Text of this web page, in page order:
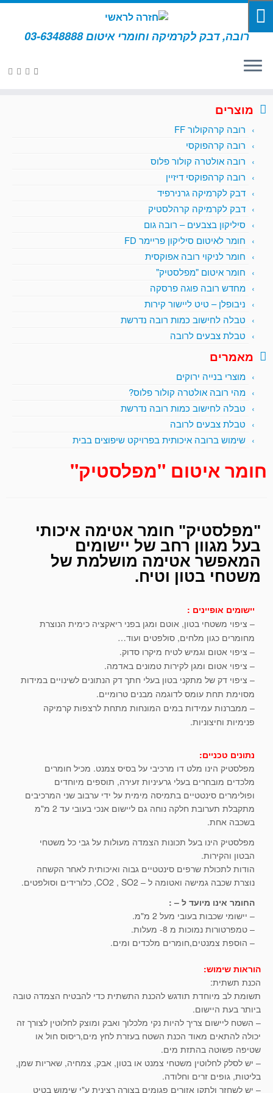
רובה, דבק לקרמיקה וחומרי איטום 03-6348888
מוצרים
רובה קרהקולור FF
רובה קרהפוקסי
רובה אולטרה קולור פלוס
רובה קרהפוקסי דיזיין
דבק לקרמיקה גרנירפיד
דבק לקרמיקה קרהלסטיק
סיליקון בצבעים – רובה גום
חומר לאיטום סיליקון פריימר FD
חומר לניקוי רובה אפוקסית
חומר איטום "מפלסטיק"
מחדש רובה פוגה פרסקה
ניבופלן – טיט ליישור קירות
טבלה לחישוב כמות רובה נדרשת
טבלת צבעים לרובה
מאמרים
מוצרי בנייה ירוקים
מהי רובה אולטרה קולור פלוס?
טבלה לחישוב כמות רובה נדרשת
טבלת צבעים לרובה
שימוש ברובה איכותית בפרויקט שיפוצים בבית
חומר איטום "מפלסטיק"
"מפלסטיק" חומר אטימה איכותי
בעל מגוון רחב של יישומים
המאפשר אטימה מושלמת של
משטחי בטון וטיח.
יישומים אופיינים :
– ציפוי משטחי בטון, אוטם ומגן בפני ריאקציה כימית הנוצרת
מחומרים כגון מלחים, סולפטים ועוד…
– ציפוי אטום וגמיש לטיח מיקרו סדוק.
– ציפוי אטום ומגן לקירות טמונים באדמה.
– ציפוי דק של מתקני בטון בעלי חתך דק הנתונים לשינויים במידות
מסוימת תחת עומס לדוגמה מבנים טרומיים.
– ממברנות עמידות במים המונחות מתחת לרצפות קרמיקה
פנימיות וחיצוניות.
נתונים טכניים:
מפלסטיק הינו מלט דו מרכיבי על בסיס צמנט. מכיל חומרים
מלכדים מובחרים בעלי גרעיניות זעירה, תוספים מיוחדים
ופולימרים סינטטיים בתמיסה מימית על ידי ערבוב שני המרכיבים
מתקבלת תערובת חלקה נוחה גם ליישום אנכי בעובי עד 2 מ"מ
בשכבה אחת.
מפלסטיק הינו בעל תכונות הצמדה מעולות על גבי כל משטחי
הבטון והקירות.
הודות לתכולת שרפים סינטטיים גבוה ואיכותית לאחר הקשחה
נוצרת שכבה גמישה ואטומה ל – CO2 , SO2, כלורידים וסולפטים.
החומר אינו מיועד ל – :
– יישומי שכבות בעובי מעל 2 מ"מ.
– טמפרטורות נמוכות מ 8- מעלות.
– הוספת צמנטים,חומרים מלכדים ומים.
הוראות שימוש:
הכנת תשתית:
תשומת לב מיוחדת תודגש להכנת התשתית כדי להבטיח הצמדה טובה
ביותר בעת היישום.
– השטח ליישום צריך להיות נקי מלכלוך ואבק ומוצק לחלוטין לצורך זה
יכולה להתאים מאוד הכנת השטח בעזרת לחץ מים,ריסוס חול או
שטיפה פשוטה בהתזת מים.
– יש לסלק לחלוטין משטחי צמנט או בטון, אבק, צמחיה, שאריות שמן,
בליטות, גופים זרים וחלודה.
– יש לשחזר ולתקן אזורים פגומים בצורה רצינית ע"י שימוש בטיט